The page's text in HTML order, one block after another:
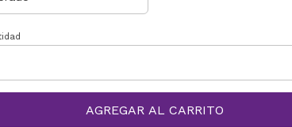
AGREGAR AL CARRITO